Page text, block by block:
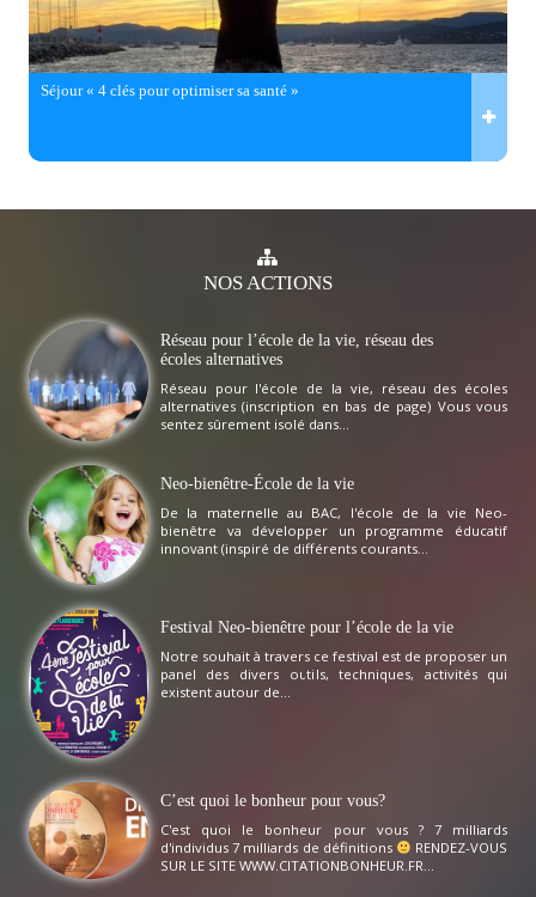
Séjour « 4 clés pour optimiser sa santé »
NOSACTIONS
Réseau pour l’école de la vie, réseau des
écoles alternatives
Réseau pour l'école de la vie, réseau des écoles
alternatives (inscription en bas de page) Vous vous
sentez sûrement isolé dans...
Neo-bienêtre-École de la vie
De la maternelle au BAC, l'école de la vie Neo-
bienêtre va développer un programme éducatif
innovant (inspiré de différents courants...
Festival Neo-bienêtre pour l’école de la vie
Notre souhait à travers ce festival est de proposer un
panel des divers outils, techniques, activités qui
existent autour de...
C’est quoi le bonheur pour vous?
C'est quoi le bonheur pour vous ? 7 milliards
d'individus 7 milliards de définitions
RENDEZ-VOUS
SUR LE SITE WWW.CITATIONBONHEUR.FR...